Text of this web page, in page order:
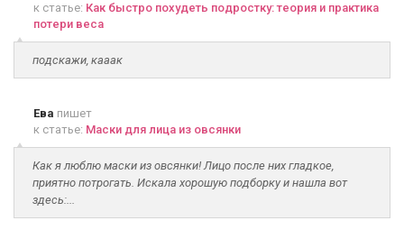
к статье: Как быстро похудеть подростку: теория и практика
потери веса
подскажи, кааак
Ева пишет
к статье: Маски для лица из овсянки
Как я люблю маски из овсянки! Лицо после них гладкое,
приятно потрогать. Искала хорошую подборку и нашла вот
здесь:...